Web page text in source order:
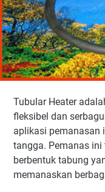
Tubular Heater
fleksibel dan
aplikasi pemanasan
tangga. Pemanas
berbentuk tabung
memanaskan